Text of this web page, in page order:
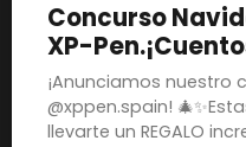
Concurso
XP-
¡Anunciamos nuestro
@xppen.spain!
llevarte un REGALO